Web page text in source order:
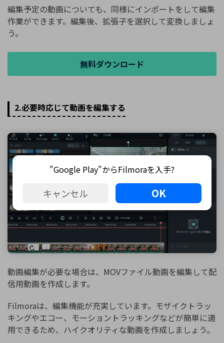
編集予定の動画についても、同様にインポートをして編集
作業ができます。編集後、拡張子を選択して変換しましょ
う。
無料ダウンロード
2.必要時応じて動画を編集する
動画編集が必要な場合は、MOVファイル動画を編集して配
信用動画を作成します。
Filmoraは、編集機能が充実しています。モザイクトラッ
キングやエコー、モーショントラッキングなどが簡単に適
用できるため、ハイクオリティな動画を作成しましょう。
"Google Play"からFilmoraを入手?
キャンセル OK